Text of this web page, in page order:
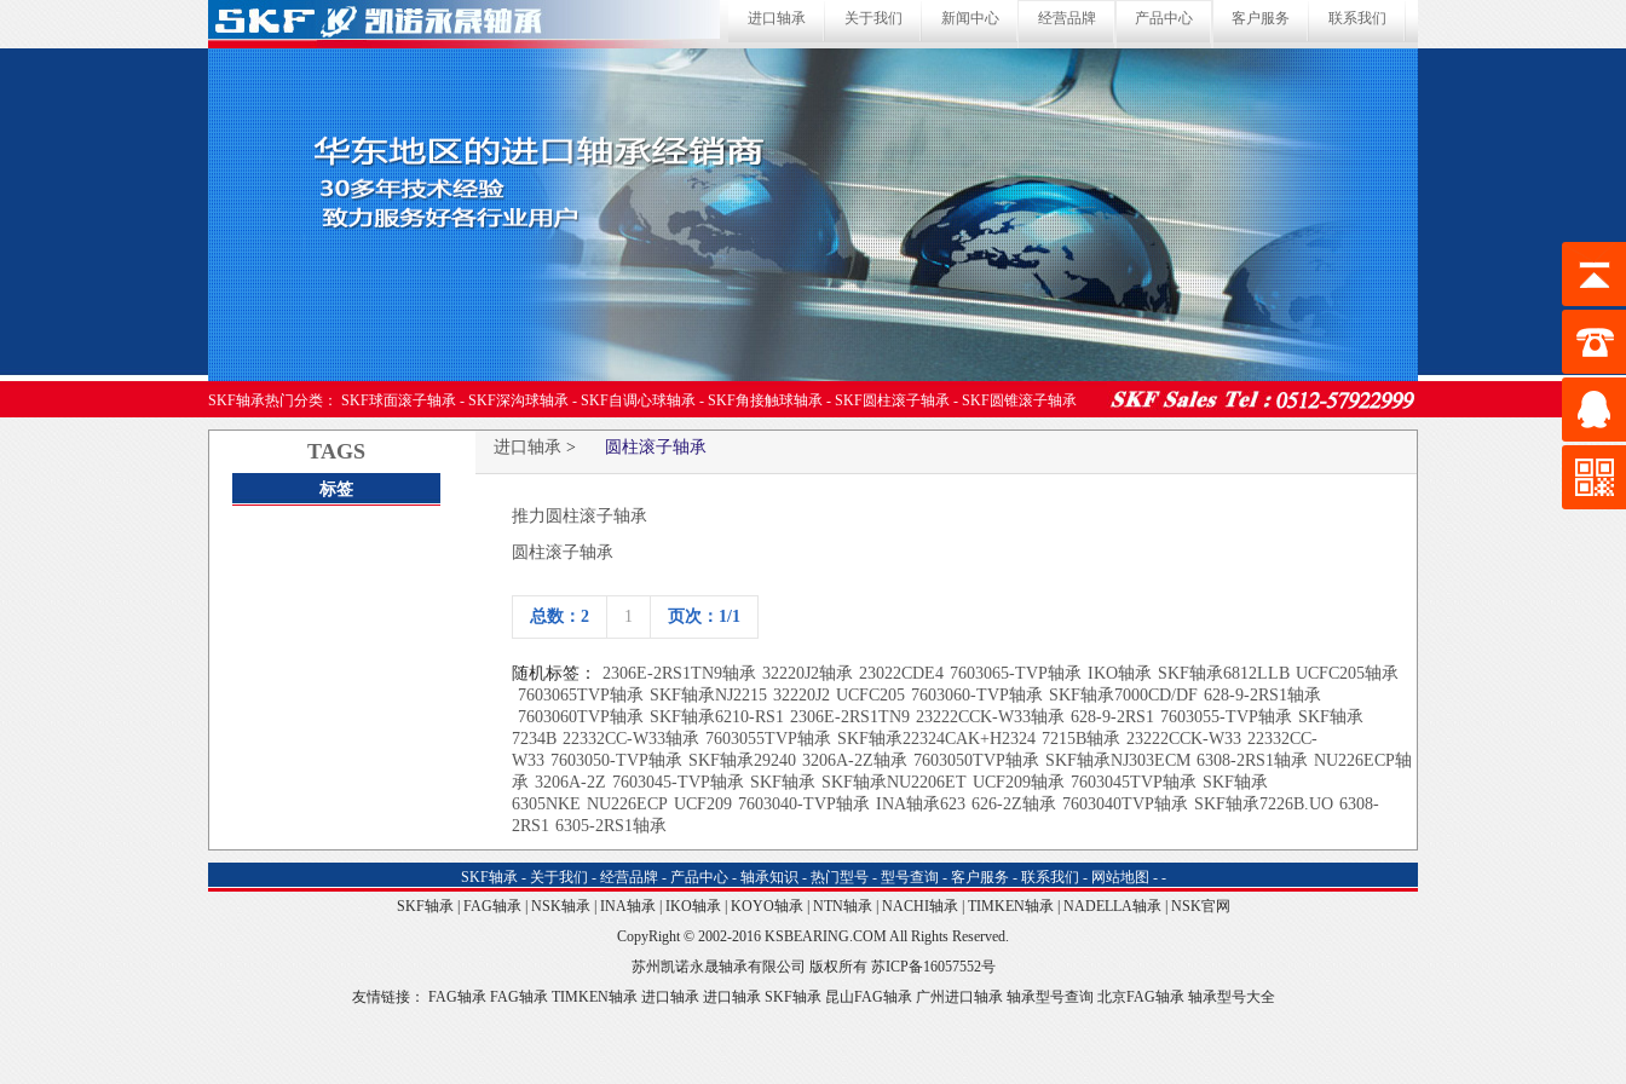
进口轴承
进口轴承 关于我们 新闻中心 经营品牌 产品中心 客户服务 联系我们
SKF轴承热门分类： SKF球面滚子轴承 - SKF深沟球轴承 - SKF自调心球轴承 - SKF角接触球轴承 - SKF圆柱滚子轴承 - SKF圆锥滚子轴承
TAGS
标签
进口轴承 > 圆柱滚子轴承
推力圆柱滚子轴承
圆柱滚子轴承
总数：2 1 页次：1/1
随机标签： 2306E-2RS1TN9轴承 32220J2轴承 23022CDE4 7603065-TVP轴承 IKO轴承 SKF轴承6812LLB UCFC205轴承
7603065TVP轴承 SKF轴承NJ2215 32220J2 UCFC205 7603060-TVP轴承 SKF轴承7000CD/DF 628-9-2RS1轴承
7603060TVP轴承 SKF轴承6210-RS1 2306E-2RS1TN9 23222CCK-W33轴承 628-9-2RS1 7603055-TVP轴承 SKF轴承
7234B 22332CC-W33轴承 7603055TVP轴承 SKF轴承22324CAK+H2324 7215B轴承 23222CCK-W33 22332CC-
W33 7603050-TVP轴承 SKF轴承29240 3206A-2Z轴承 7603050TVP轴承 SKF轴承NJ303ECM 6308-2RS1轴承 NU226ECP轴
承 3206A-2Z 7603045-TVP轴承 SKF轴承 SKF轴承NU2206ET UCF209轴承 7603045TVP轴承 SKF轴承
6305NKE NU226ECP UCF209 7603040-TVP轴承 INA轴承623 626-2Z轴承 7603040TVP轴承 SKF轴承7226B.UO 6308-
2RS1 6305-2RS1轴承
SKF轴承- 关于我们 - 经营品牌- 产品中心- 轴承知识 - 热门型号- 型号查询 - 客户服务- 联系我们 - 网站地图 - -
SKF轴承| FAG轴承| NSK轴承| INA轴承| IKO轴承| KOYO轴承| NTN轴承| NACHI轴承| TIMKEN轴承| NADELLA轴承| NSK官网
CopyRight © 2002-2016 KSBEARING.COM All Rights Reserved.
苏州凯诺永晟轴承有限公司 版权所有 苏ICP备16057552号
友情链接： FAG轴承 FAG轴承 TIMKEN轴承 进口轴承 进口轴承 SKF轴承 昆山FAG轴承 广州进口轴承 轴承型号查询 北京FAG轴承 轴承型号大全